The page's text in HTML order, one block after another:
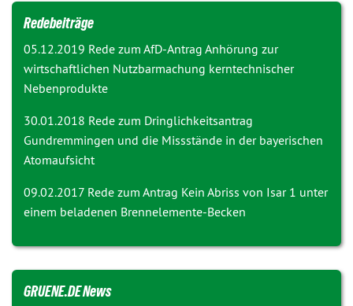
Redebeiträge
05.12.2019 Rede zum AfD-Antrag Anhörung zur
wirtschaftlichen Nutzbarmachung kerntechnischer
Nebenprodukte
30.01.2018 Rede zum Dringlichkeitsantrag
Gundremmingen und die Missstände in der bayerischen
Atomaufsicht
09.02.2017 Rede zum Antrag Kein Abriss von Isar 1 unter
einem beladenen Brennelemente-Becken
GRUENE.DE News